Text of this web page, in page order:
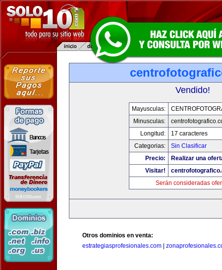
Vendido!
Mayusculas:
Minusculas:
Longitud:
17 caracteres
Categorias:
Sin Clasificar
Precio:
Realizar una
Visitar!
Serán consideradas
Otros dominios en venta:
estrategiasprofesionales.com